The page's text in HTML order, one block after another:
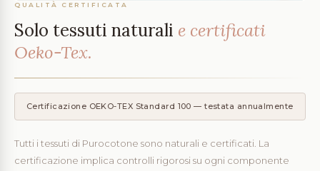
QUALITÀ CERTIFICATA
Solo tessuti naturali e certificati
Oeko-Tex.
Certificazione OEKO-TEX Standard 100 — testata annualmente
Tutti i tessuti di Purocotone sono naturali e certificati. La
certificazione implica controlli rigorosi su ogni componente